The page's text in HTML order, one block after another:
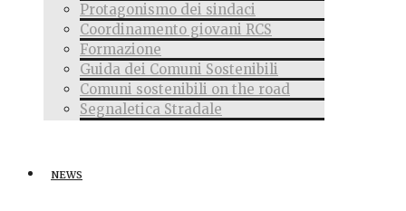
Protagonismo dei sindaci
Coordinamento giovani RCS
Formazione
Guida dei Comuni Sostenibili
Comuni sostenibili on the road
Segnaletica Stradale
NEWS